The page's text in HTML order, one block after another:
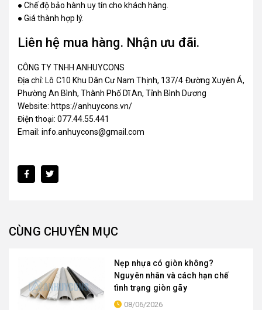
● Chế độ bảo hành uy tín cho khách hàng.
● Giá thành hợp lý.
Liên hệ mua hàng. Nhận ưu đãi.
CÔNG TY TNHH ANHUYCONS
Địa chỉ: Lô C10 Khu Dân Cư Nam Thịnh, 137/4 Đường Xuyên Á,
Phường An Bình, Thành Phố Dĩ An, Tỉnh Bình Dương
Website: https://anhuycons.vn/
Điện thoại: 077.44.55.441
Email: info.anhuycons@gmail.com
CÙNG CHUYÊN MỤC
Nẹp nhựa có giòn không?
Nguyên nhân và cách hạn chế
tình trạng giòn gãy
08/06/2026